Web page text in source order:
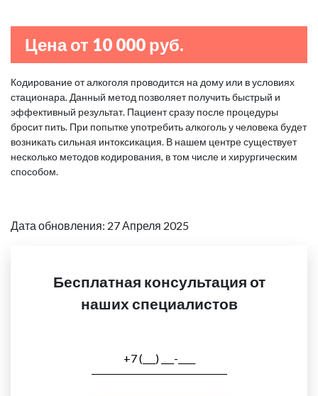
Цена от 10 000 руб.
Кодирование от алкоголя проводится на дому или в условиях
стационара. Данный метод позволяет получить быстрый и
эффективный результат. Пациент сразу после процедуры
бросит пить. При попытке употребить алкоголь у человека будет
возникать сильная интоксикация. В нашем центре существует
несколько методов кодирования, в том числе и хирургическим
способом.
Дата обновления: 27 Апреля 2025
Бесплатная консультация от
наших специалистов